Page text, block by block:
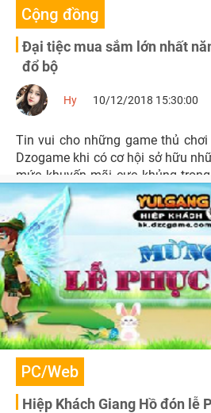
Cộng đồng
Đại tiệc mua sắm lớn nhất
đổ bộ
Hy 10/12/2018 15:30:00
Tin vui cho những game thủ
Dzogame khi có cơ hội sở hữu
mức khuyến mãi cực khủng
nhất năm 2018 vào 12/12 sắp tới.
PC/Web
Hiệp Khách Giang Hồ đón lễ